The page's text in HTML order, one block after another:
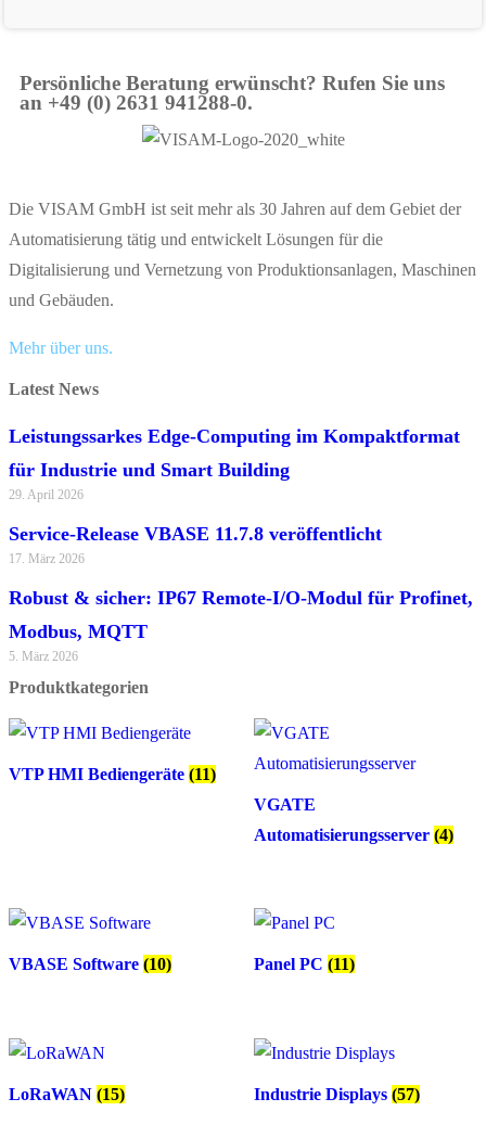
Persönliche Beratung erwünscht? Rufen Sie uns
an +49 (0) 2631 941288-0.
Die VISAM GmbH ist seit mehr als 30 Jahren auf dem Gebiet der
Automatisierung tätig und entwickelt Lösungen für die
Digitalisierung und Vernetzung von Produktionsanlagen, Maschinen
und Gebäuden.
Mehr über uns.
Latest News
Leistungssarkes Edge-Computing im Kompaktformat
für Industrie und Smart Building
29. April 2026
Service-Release VBASE 11.7.8 veröffentlicht
17. März 2026
Robust & sicher: IP67 Remote-I/O-Modul für Profinet,
Modbus, MQTT
5. März 2026
Produktkategorien
VTP HMI Bediengeräte (11)
VGATE
Automatisierungsserver (4)
VBASE Software (10) Panel PC (11)
LoRaWAN (15) Industrie Displays (57)